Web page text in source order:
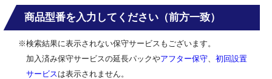
商品型番を入力してください（前方一致）
※検索結果に表示されない保守サービスもございます。
加入済み保守サービスの延長パックやアフター保守
初回設置
サービス は表示されません。